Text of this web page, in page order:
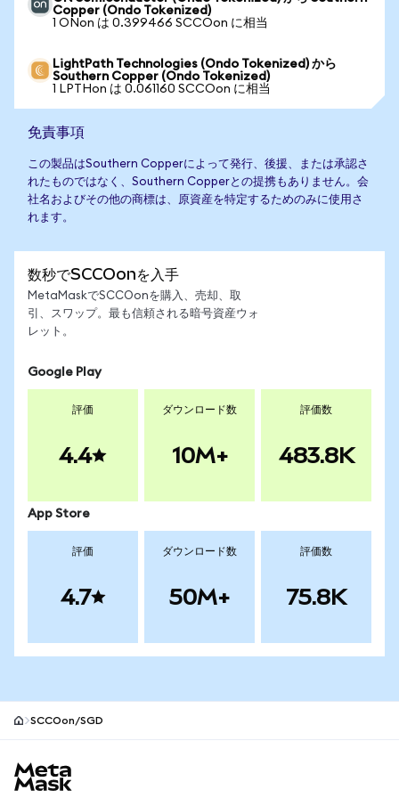
Copper (Ondo Tokenized)
1 ONon は 0.399466 SCCOon に相当
LightPath Technologies (Ondo Tokenized) から
Southern Copper (Ondo Tokenized)
1 LPTHon は 0.061160 SCCOon に相当
免責事項
この製品はSouthern Copperによって発行、後援、または承認さ
れたものではなく、Southern Copperとの提携もありません。会
社名およびその他の商標は、原資産を特定するためのみに使用さ
れます。
数秒でSCCOonを入手
MetaMaskでSCCOonを購入、売却、取
引、スワップ。最も信頼される暗号資産ウォ
レット。
Google Play
評価
4.4
ダウンロード数
10M+
評価数
483.8K
App Store
評価
4.7
ダウンロード数
50M+
評価数
75.8K
SCCOon/SGD